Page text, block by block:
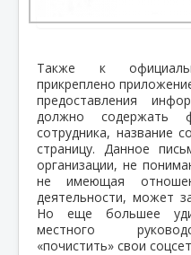
Также к
прикреплено
предоставления
должно содержать
сотрудника, название
страницу. Данное
организации, не
не имеющая
деятельности, может
Но еще большее
местного
«почистить» свои